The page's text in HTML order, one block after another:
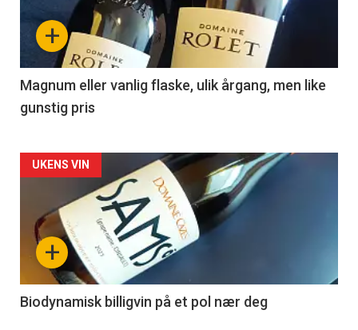
nå
3
+
Magnum eller vanlig flaske, ulik årgang, men like
gunstig pris
Forsiden
akkurat
nå
4
+
UKENS VIN
Biodynamisk billigvin på et pol nær deg